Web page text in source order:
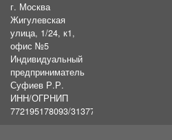
г. Москва
Жигулевская
улица, 1/24, к1,
офис №5
Индивидуальный
предприниматель
Суфиев Р.Р.
ИНН/ОГРНИП
772195178093/31377461610054